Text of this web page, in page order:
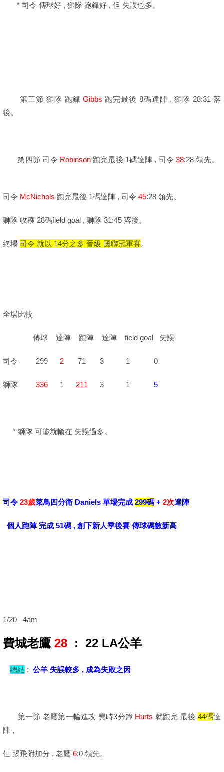
* 司令 傳球好 , 獅隊 跑鋒好 , 但 失誤也多。
第三節 獅隊 跑鋒Gibbs 跑完最後 8碼達陣 , 獅隊 28:31 落
後。
第四節 司令 Robinson跑完最後 1碼達陣 , 司令38:28 領先。
司令 McNichols 跑完最後 1碼達陣 , 司令 45:28 領先。
獅隊 收穫 28碼field goal , 獅隊 31:45 落後。
終場 司令 就以 14分之多 晉級 國聯冠軍賽。
全場比較
傳球 達陣 跑陣 達陣 field goal 失誤
司令 299 2 71 3 1 0
獅隊 336 1 211 3 1 5
* 獅隊 可能就輸在 失誤過多。
司令 23歲菜鳥四分衛 Daniels 單場完成 299碼 + 2次達陣
個人跑陣 完成 51碼 , 創下新人季後賽 傳球碼數新高
1/20 4am
費城老鷹 28 : 22 LA公羊
總結 : 公羊 失誤較多 , 成為失敗之因
第一節 老鷹第一輪進攻 費時3分鐘 Hurts 就跑完 最後 44碼達
陣 ,
但 踢飛附加分 , 老鷹 6:0 領先。